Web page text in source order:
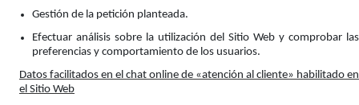
Gestión de la petición planteada.
Efectuar análisis sobre la utilización del Sitio Web y comprobar las
preferencias y comportamiento de los usuarios.
Datos facilitados en el chat online de «atención al cliente» habilitado en
el Sitio Web